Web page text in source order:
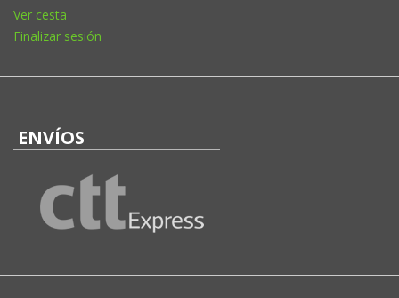
Ver cesta
Finalizar sesión
ENVÍOS